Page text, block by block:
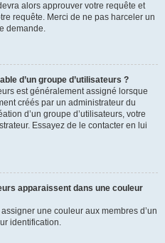
alors approuver votre requête et
requête. Merci de ne pas harceler un
demande.
d’un groupe d’utilisateurs ?
est généralement assigné lorsque
créés par un administrateur du
d’un groupe d’utilisateurs, votre
Essayez de le contacter en lui
apparaissent dans une couleur
une couleur aux membres d’un
identification.